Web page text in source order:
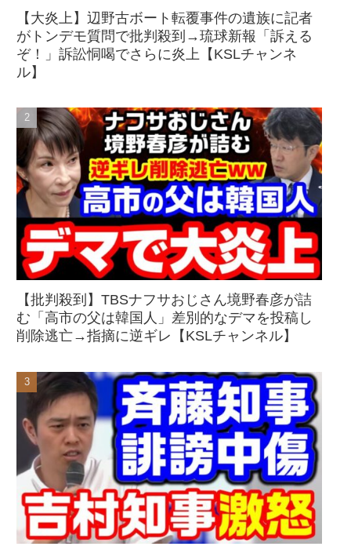
【大炎上】辺野古ボート転覆事件の遺族に記者
がトンデモ質問で批判殺到→琉球新報「訴える
ぞ！」訴訟恫喝でさらに炎上【KSLチャンネ
ル】
【批判殺到】TBSナフサおじさん境野春彦が詰
む「高市の父は韓国人」差別的なデマを投稿し
削除逃亡→指摘に逆ギレ【KSLチャンネル】